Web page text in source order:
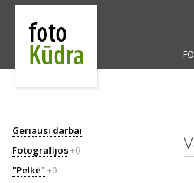
Geriausi darbai
Fotografijos+0
"Pelkė" +0